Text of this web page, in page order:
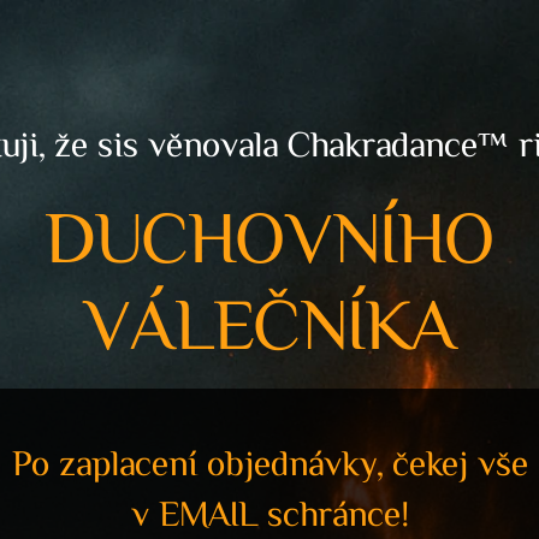
že sis věnovala Chakradance™
DUCHOVNÍHO
VÁLEČNÍKA
Po zaplacení objednávky, čekej vše
v EMAIL schránce!